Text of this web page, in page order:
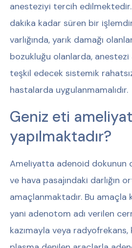
anesteziyi tercih
dakika kadar süren bir
varlığında, yarık damağı
bozukluğu olanlarda, anestezi
teşkil edecek sistemik
hastalarda uygulanmamalıdır.
Geniz eti
yapılmaktadır?
Ameliyatta adenoid dokunun
ve hava pasajındaki darlığın
amaçlanmaktadır. Bu amaçla
yani adenotom adı verilen
kazımayla veya